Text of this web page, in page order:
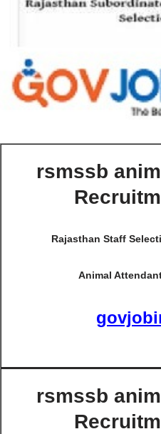
rsmssb
Rajasthan Staff
Animal
rsmssb